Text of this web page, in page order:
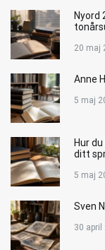
Nyord
20 maj
Anne
5 maj
Hur
ditt
5 maj
Sven
30 april